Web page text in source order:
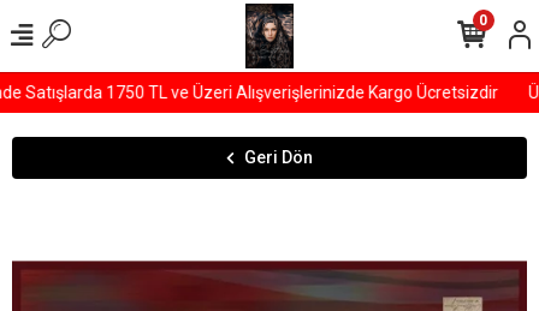
1750 TL ve Üzeri Alışverişlerinizde Kargo Ücretsizdir
0
Geri Dön